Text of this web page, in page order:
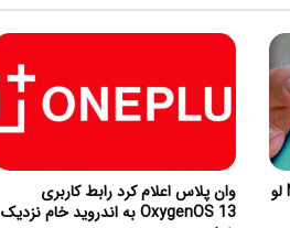
رندر های وان پلاس Nord CE 2 Lite لو
وان پلاس اعلام کرد رابط کاربری
OxygenOS 13 به اندروید خام نزدیک